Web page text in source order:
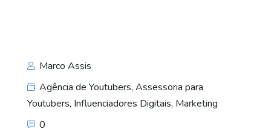
Marco Assis
Agência de Youtubers, Assessoria para
Youtubers, Influenciadores Digitais, Marketing
0